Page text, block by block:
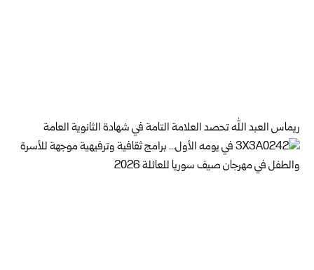
ريماس العبد الله تحصد العلامة التامة في شهادة الثانوية العامة